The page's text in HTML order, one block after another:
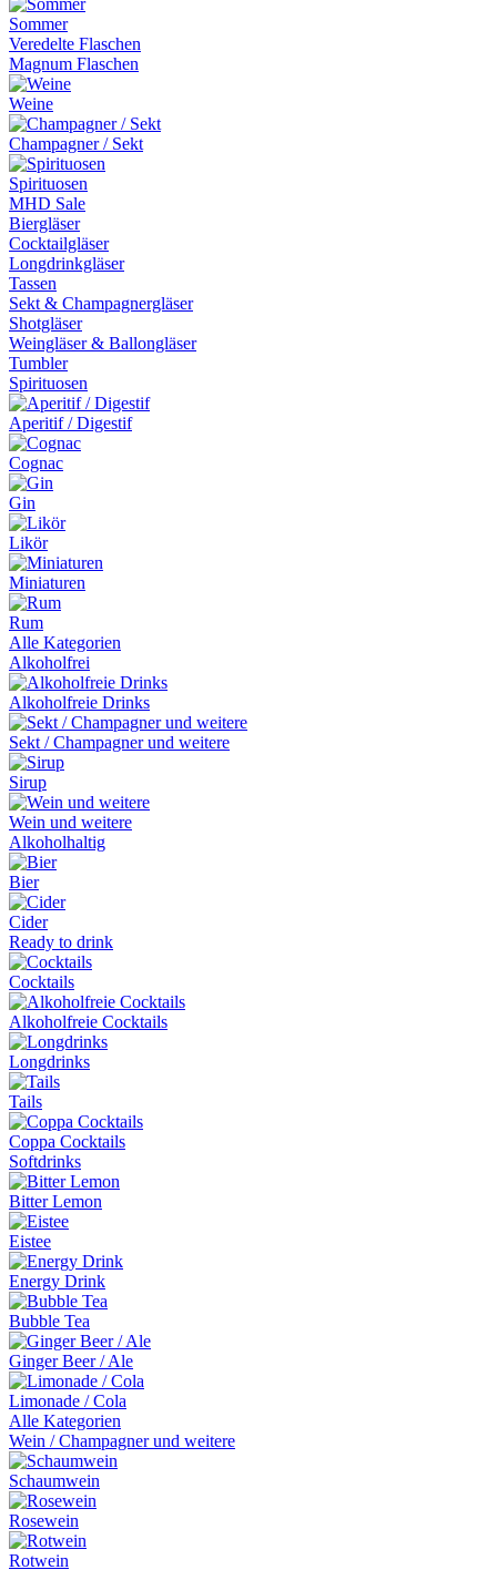
Sommer
Veredelte Flaschen
Magnum Flaschen
Weine
Champagner / Sekt
Spirituosen
MHD Sale
Biergläser
Cocktailgläser
Longdrinkgläser
Tassen
Sekt & Champagnergläser
Shotgläser
Weingläser & Ballongläser
Tumbler
Spirituosen
Aperitif / Digestif
Cognac
Gin
Likör
Miniaturen
Rum
Alle Kategorien
Alkoholfrei
Alkoholfreie Drinks
Sekt / Champagner und weitere
Sirup
Wein und weitere
Alkoholhaltig
Bier
Cider
Ready to drink
Cocktails
Alkoholfreie Cocktails
Longdrinks
Tails
Coppa Cocktails
Softdrinks
Bitter Lemon
Eistee
Energy Drink
Bubble Tea
Ginger Beer / Ale
Limonade / Cola
Alle Kategorien
Wein / Champagner und weitere
Schaumwein
Rosewein
Rotwein